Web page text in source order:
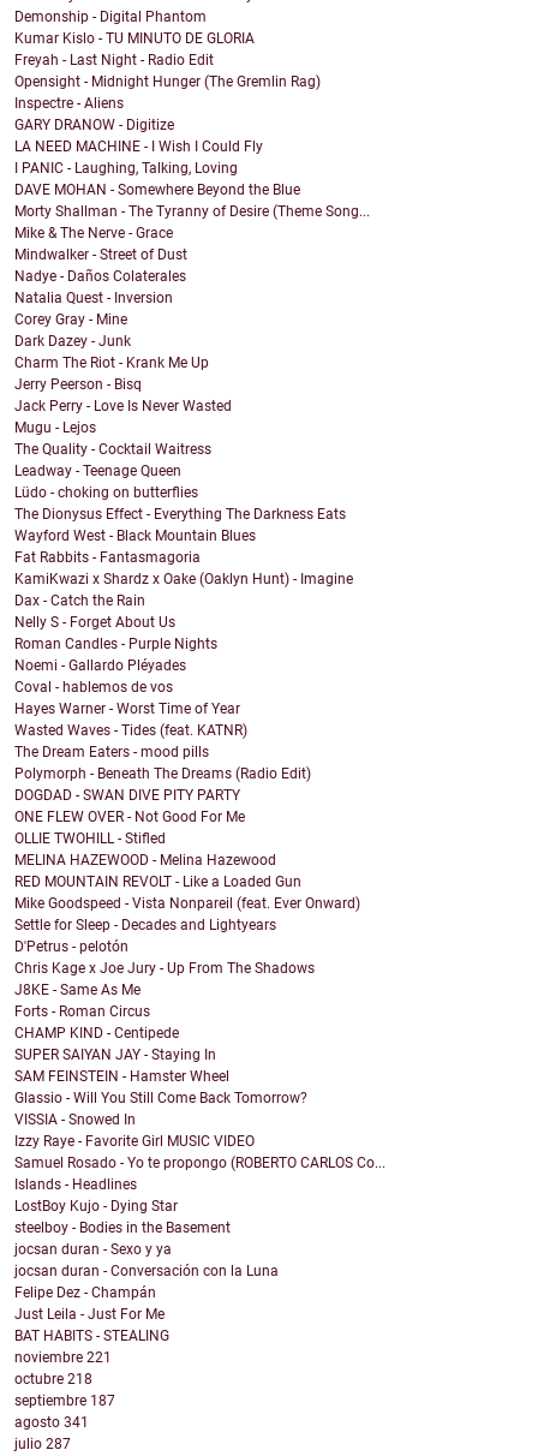
Demonship - Digital Phantom
Kumar Kislo - TU MINUTO DE GLORIA
Freyah - Last Night - Radio Edit
Opensight - Midnight Hunger (The Gremlin Rag)
Inspectre - Aliens
GARY DRANOW - Digitize
LA NEED MACHINE - I Wish I Could Fly
I PANIC - Laughing, Talking, Loving
DAVE MOHAN - Somewhere Beyond the Blue
Morty Shallman - The Tyranny of Desire (Theme Song...
Mike & The Nerve - Grace
Mindwalker - Street of Dust
Nadye - Daños Colaterales
Natalia Quest - Inversion
Corey Gray - Mine
Dark Dazey - Junk
Charm The Riot - Krank Me Up
Jerry Peerson - Bisq
Jack Perry - Love Is Never Wasted
Mugu - Lejos
The Quality - Cocktail Waitress
Leadway - Teenage Queen
Lüdo - choking on butterflies
The Dionysus Effect - Everything The Darkness Eats
Wayford West - Black Mountain Blues
Fat Rabbits - Fantasmagoria
KamiKwazi x Shardz x Oake (Oaklyn Hunt) - Imagine
Dax - Catch the Rain
Nelly S - Forget About Us
Roman Candles - Purple Nights
Noemi - Gallardo Pléyades
Coval - hablemos de vos
Hayes Warner - Worst Time of Year
Wasted Waves - Tides (feat. KATNR)
The Dream Eaters - mood pills
Polymorph - Beneath The Dreams (Radio Edit)
DOGDAD - SWAN DIVE PITY PARTY
ONE FLEW OVER - Not Good For Me
OLLIE TWOHILL - Stifled
MELINA HAZEWOOD - Melina Hazewood
RED MOUNTAIN REVOLT - Like a Loaded Gun
Mike Goodspeed - Vista Nonpareil (feat. Ever Onward)
Settle for Sleep - Decades and Lightyears
D'Petrus - pelotón
Chris Kage x Joe Jury - Up From The Shadows
J8KE - Same As Me
Forts - Roman Circus
CHAMP KIND - Centipede
SUPER SAIYAN JAY - Staying In
SAM FEINSTEIN - Hamster Wheel
Glassio - Will You Still Come Back Tomorrow?
VISSIA - Snowed In
Izzy Raye - Favorite Girl MUSIC VIDEO
Samuel Rosado - Yo te propongo (ROBERTO CARLOS Co...
Islands - Headlines
LostBoy Kujo - Dying Star
steelboy - Bodies in the Basement
jocsan duran - Sexo y ya
jocsan duran - Conversación con la Luna
Felipe Dez - Champán
Just Leila - Just For Me
BAT HABITS - STEALING
noviembre 221
octubre 218
septiembre 187
agosto 341
julio 287